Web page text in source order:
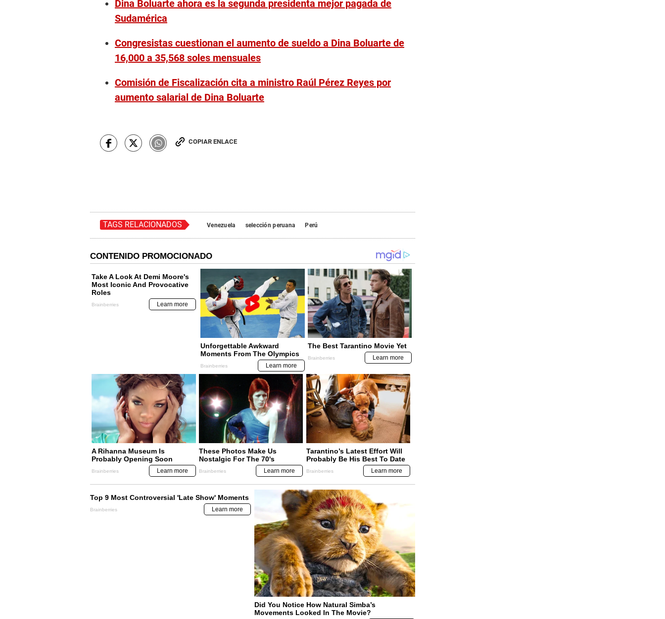
Dina Boluarte ahora es la segunda presidenta mejor pagada de
Sudamérica
Congresistas cuestionan el aumento de sueldo a Dina Boluarte de
16,000 a 35,568 soles mensuales
Comisión de Fiscalización cita a ministro Raúl Pérez Reyes por
aumento salarial de Dina Boluarte
COPIAR ENLACE
TAGS RELACIONADOS Venezuela selección peruana Perú